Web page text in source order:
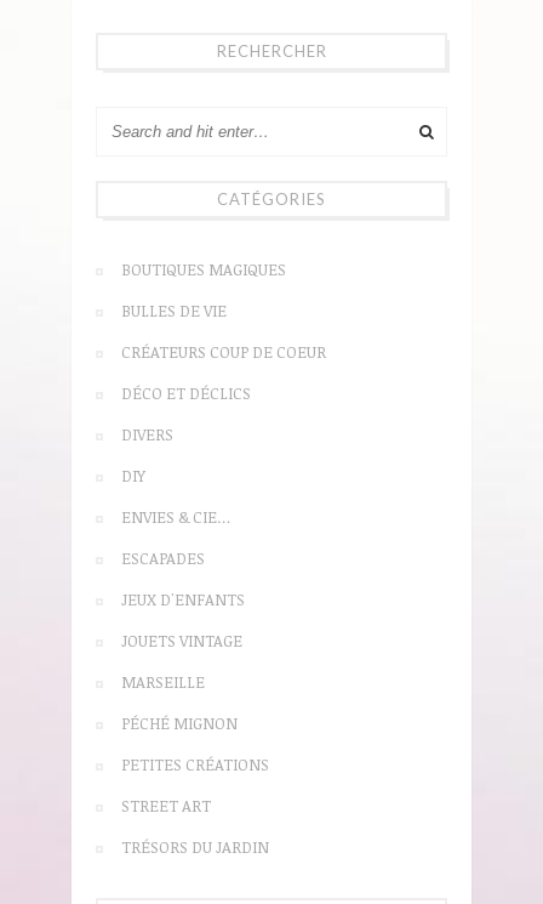
RECHERCHER
CATÉGORIES
BOUTIQUES MAGIQUES
BULLES DE VIE
CRÉATEURS COUP DE COEUR
DÉCO ET DÉCLICS
DIVERS
DIY
ENVIES & CIE…
ESCAPADES
JEUX D'ENFANTS
JOUETS VINTAGE
MARSEILLE
PÉCHÉ MIGNON
PETITES CRÉATIONS
STREET ART
TRÉSORS DU JARDIN